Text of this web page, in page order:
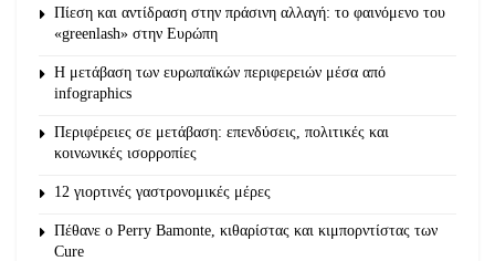
Πίεση και αντίδραση στην πράσινη αλλαγή: το φαινόμενο του
«greenlash» στην Ευρώπη
Η μετάβαση των ευρωπαϊκών περιφερειών μέσα από
infographics
Περιφέρειες σε μετάβαση: επενδύσεις, πολιτικές και
κοινωνικές ισορροπίες
12 γιορτινές γαστρονομικές μέρες
Πέθανε ο Perry Bamonte, κιθαρίστας και κιμπορντίστας των
Cure